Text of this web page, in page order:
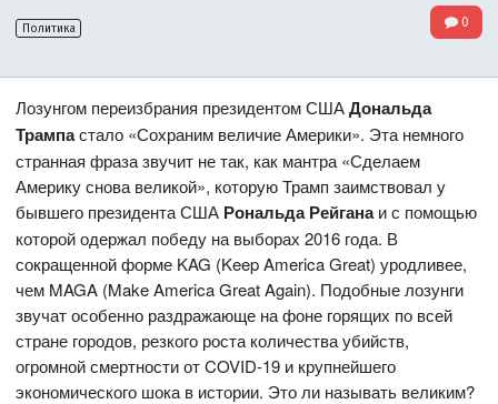
Политика 0
Лозунгом переизбрания президентом СШАДональда
Трампастало «Сохраним величие Америки». Эта немного
странная фраза звучит не так, как мантра «Сделаем
Америку снова великой», которую Трамп заимствовал у
бывшего президента США Рональда Рейганаи с помощью
которой одержал победу на выборах 2016 года. В
сокращенной форме KAG (Keep America Great) уродливее,
чем MAGA (Make America Great Again). Подобные лозунги
звучат особенно раздражающе на фоне горящих по всей
стране городов, резкого роста количества убийств,
огромной смертности от COVID-19 и крупнейшего
экономического шока в истории. Это ли называть великим?